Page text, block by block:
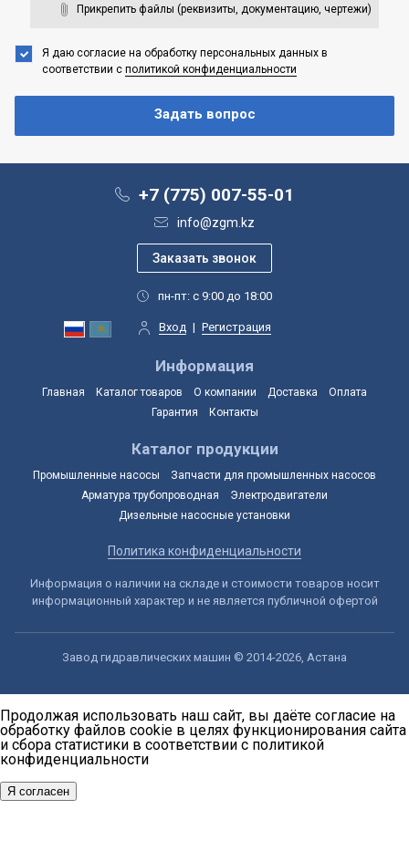
Прикрепить файлы (реквизиты, документацию, чертежи)
Я даю согласие на обработку персональных данных в
соответствии с политикой конфиденциальности
+7 (775) 007-55-01
info@zgm.kz
пн-пт: с 9:00 до 18:00
Вход | Регистрация
Информация
Главная Каталог товаров О компании Доставка
Оплата
Гарантия
Контакты
Каталог продукции
Промышленные насосы
Запчасти для промышленных насосов
Арматура трубопроводная
Электродвигатели
Дизельные насосные установки
Политика конфиденциальности
Информация о наличии на складе и стоимости товаров носит
информационный характер и не является публичной офертой
Завод гидравлических машин © 2014-2026, Астана
Продолжая использовать наш сайт, вы даёте согласие на
обработку файлов cookie в целях функционирования сайта
и сбора статистики в соответствии с политикой
конфиденциальности
Я согласен